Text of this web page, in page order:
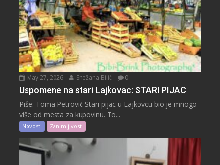
May 27, 2026 Snežana Bilić 0
Uspomene na stari Lajkovac: STARI PIJAC
Piše: Toma Petrović Stari pijac u Lajkovcu bio je mnogo
više od mesta za kupovinu. To...
Novosti Zanimljivosti